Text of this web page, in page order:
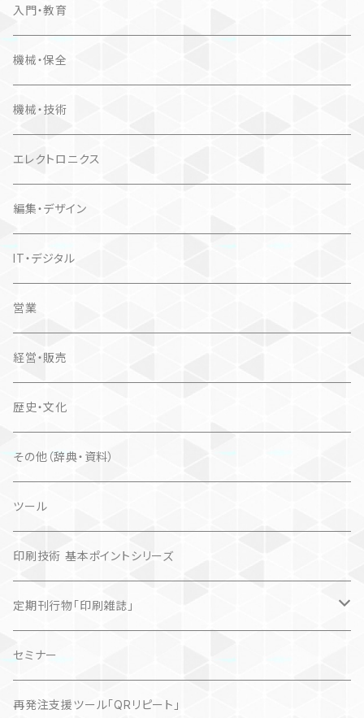
入門・教育
機械・保全
機械・技術
エレクトロニクス
編集・デザイン
IT・デジタル
営業
経営・販売
歴史・文化
その他（辞典・資料）
ツール
印刷技術 基本ポイントシリーズ
定期刊行物「印刷雑誌」
記事（デジタル販売）
セミナー
再発注支援ツール「QRリピート」